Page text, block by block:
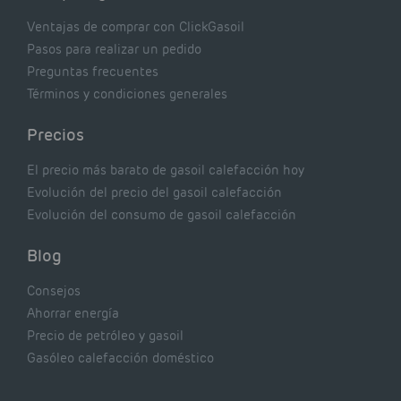
Ventajas de comprar con ClickGasoil
Pasos para realizar un pedido
Preguntas frecuentes
Términos y condiciones generales
Precios
El precio más barato de gasoil calefacción hoy
Evolución del precio del gasoil calefacción
Evolución del consumo de gasoil calefacción
Blog
Consejos
Ahorrar energía
Precio de petróleo y gasoil
Gasóleo calefacción doméstico